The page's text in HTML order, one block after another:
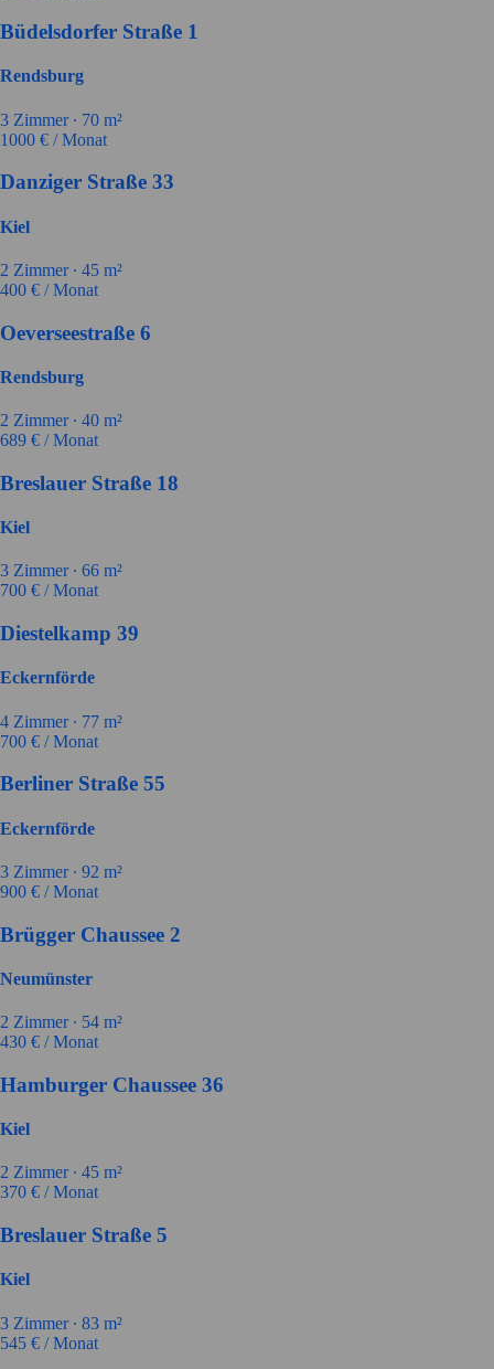
Büdelsdorfer Straße 1
Rendsburg
3 Zimmer ∙ 70 m²
1000 € / Monat
Danziger Straße 33
Kiel
2 Zimmer ∙ 45 m²
400 € / Monat
Oeverseestraße 6
Rendsburg
2 Zimmer ∙ 40 m²
689 € / Monat
Breslauer Straße 18
Kiel
3 Zimmer ∙ 66 m²
700 € / Monat
Diestelkamp 39
Eckernförde
4 Zimmer ∙ 77 m²
700 € / Monat
Berliner Straße 55
Eckernförde
3 Zimmer ∙ 92 m²
900 € / Monat
Brügger Chaussee 2
Neumünster
2 Zimmer ∙ 54 m²
430 € / Monat
Hamburger Chaussee 36
Kiel
2 Zimmer ∙ 45 m²
370 € / Monat
Breslauer Straße 5
Kiel
3 Zimmer ∙ 83 m²
545 € / Monat